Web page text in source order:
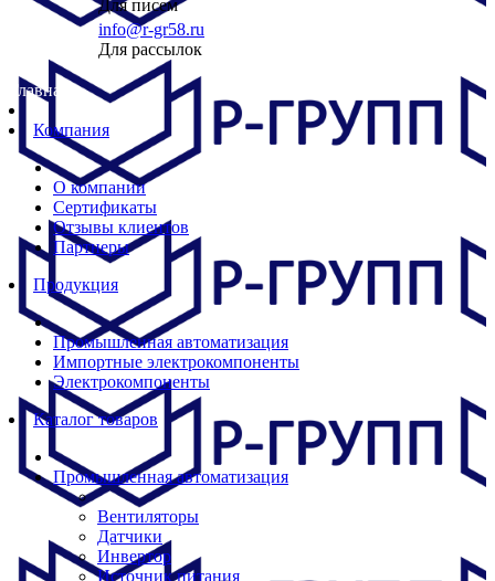
Для писем
info@r-gr58.ru
Для рассылок
Главная
Компания
О компании
Сертификаты
Отзывы клиентов
Партнеры
Продукция
Промышленная автоматизация
Импортные электрокомпоненты
Электрокомпоненты
Каталог товаров
Промышленная автоматизация
Вентиляторы
Датчики
Инвертор
Источник питания